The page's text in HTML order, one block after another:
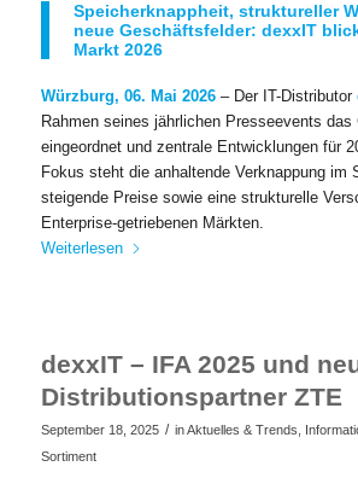
Speicherknappheit, struktureller
neue Geschäftsfelder: dexxIT
Markt 2026
Würzburg, 06. Mai 2026– Der IT-Distributor
Rahmen seines jährlichen Presseevents
eingeordnet und zentrale Entwicklungen für
Fokus steht die anhaltende Verknappung im
steigende Preise sowie eine strukturelle
Enterprise-getriebenen Märkten.
Weiterlesen
dexxIT – IFA 2025 und
Distributionspartner ZTE
September 18, 2025 / inAktuelles & Trends
Sortiment